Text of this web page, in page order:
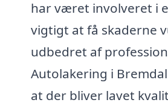
har været involveret i
vigtigt at få skaderne
udbedret af
Autolakering i
at der bliver lavet